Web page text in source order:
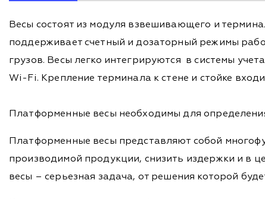
Весы состоят из модуля взвешивающего и
поддерживает счетный и дозаторный режимы
грузов. Весы легко интегрируются в системы
Wi-Fi. Крепление терминала к стене и стойке
Платформенные весы необходимы для
Платформенные весы представляют собой
производимой продукции, снизить издержки и в
весы – серьезная задача, от решения которой